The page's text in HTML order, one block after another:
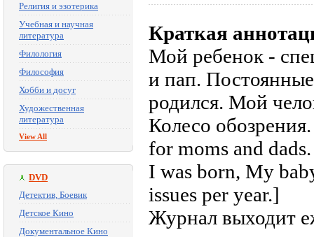
Религия и эзотерика
Учебная и научная
литература
Филология
Философия
Хобби и досуг
Художественная
литература
View All
DVD
Детектив, Боевик
Детское Кино
Документальное Кино
Краткая
Мой ребенок -
и пап.
родился. Мой
Колесо
for moms and
I was born, My
issues per year.]
Журнал выходит